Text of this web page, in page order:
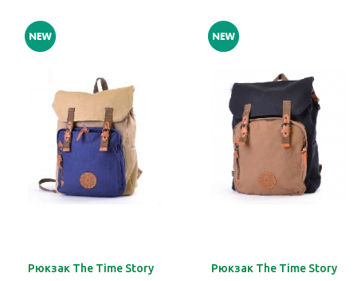
Рюкзак The Time Story Рюкзак The Time Story